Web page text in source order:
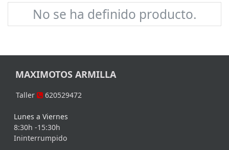
No se ha definido producto.
MAXIMOTOS ARMILLA
Taller 620529472
Lunes a Viernes
8:30h -15:30h
Ininterrumpido